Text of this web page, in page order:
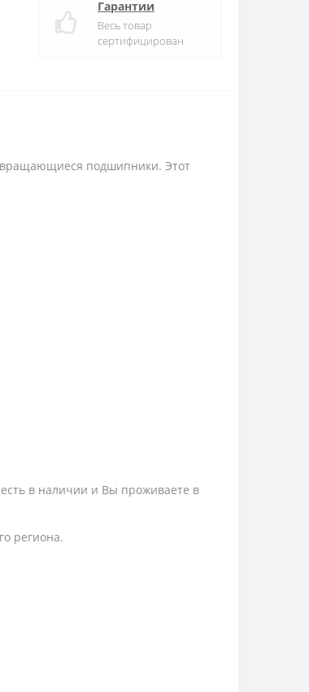
Гарантии
Весь товар
сертифицирован
вращающиеся подшипники. Этот
в наличии и Вы проживаете в
региона.